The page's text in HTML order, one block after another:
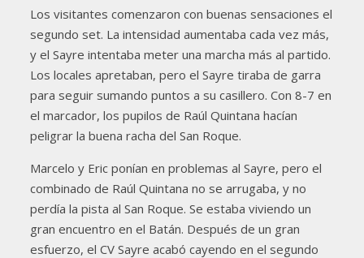
Los visitantes comenzaron con buenas sensaciones el
segundo set. La intensidad aumentaba cada vez más,
y el Sayre intentaba meter una marcha más al partido.
Los locales apretaban, pero el Sayre tiraba de garra
para seguir sumando puntos a su casillero. Con 8-7 en
el marcador, los pupilos de Raúl Quintana hacían
peligrar la buena racha del San Roque.
Marcelo y Eric ponían en problemas al Sayre, pero el
combinado de Raúl Quintana no se arrugaba, y no
perdía la pista al San Roque. Se estaba viviendo un
gran encuentro en el Batán. Después de un gran
esfuerzo, el CV Sayre acabó cayendo en el segundo